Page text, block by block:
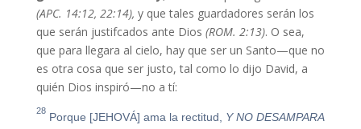
(APC. 14:12, 22:14), y que tales guardadores serán los
que serán justifcados ante Dios (ROM. 2:13). O sea,
que para llegara al cielo, hay que ser un Santo—que no
es otra cosa que ser justo, tal como lo dijo David, a
quién Dios inspiró—no a tí:
28Porque [JEHOVÁ] ama la rectitud, Y NO DESAMPARA